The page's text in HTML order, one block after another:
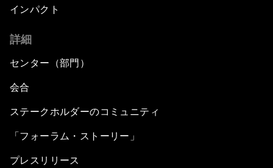
インパクト
詳細
センター（部門）
会合
ステークホルダーのコミュニティ
「フォーラム・ストーリー」
プレスリリース